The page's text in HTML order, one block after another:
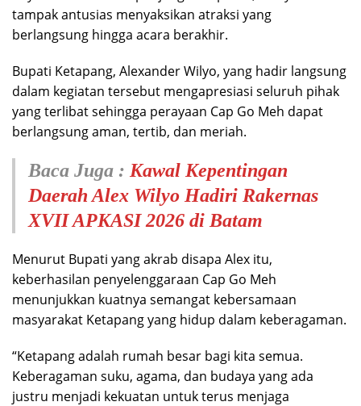
tampak antusias menyaksikan atraksi yang
berlangsung hingga acara berakhir.
Bupati Ketapang, Alexander Wilyo, yang hadir langsung
dalam kegiatan tersebut mengapresiasi seluruh pihak
yang terlibat sehingga perayaan Cap Go Meh dapat
berlangsung aman, tertib, dan meriah.
Baca Juga : Kawal Kepentingan
Daerah Alex Wilyo Hadiri Rakernas
XVII APKASI 2026 di Batam
Menurut Bupati yang akrab disapa Alex itu,
keberhasilan penyelenggaraan Cap Go Meh
menunjukkan kuatnya semangat kebersamaan
masyarakat Ketapang yang hidup dalam keberagaman.
“Ketapang adalah rumah besar bagi kita semua.
Keberagaman suku, agama, dan budaya yang ada
justru menjadi kekuatan untuk terus menjaga